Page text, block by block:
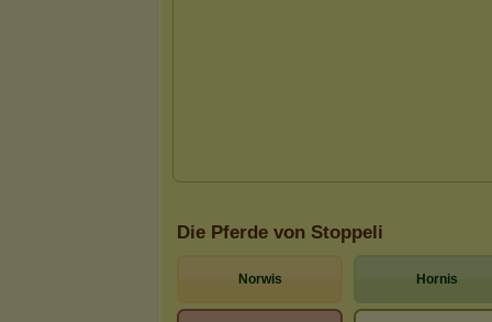
Die Pferde von Stoppeli
Norwis Hornis